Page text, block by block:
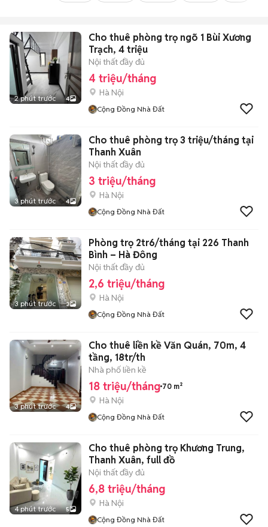
2 phút trước 4
Cho thuê phòng trọ ngõ 1 Bùi Xương
Trạch, 4 triệu
Nội thất đầy đủ
4 triệu/tháng
Hà Nội
Cộng Đồng Nhà Đất
3 phút trước 4
Cho thuê phòng trọ 3 triệu/tháng tại
Thanh Xuân
Nội thất đầy đủ
3 triệu/tháng
Hà Nội
Cộng Đồng Nhà Đất
3 phút trước 3
Phòng trọ 2tr6/tháng tại 226 Thanh
Bình – Hà Đông
Nội thất đầy đủ
2,6 triệu/tháng
Hà Nội
Cộng Đồng Nhà Đất
3 phút trước 4
Cho thuê liền kề Văn Quán, 70m, 4
tầng, 18tr/th
Nhà phố liền kề
18 triệu/tháng 70 m²
Hà Nội
Cộng Đồng Nhà Đất
4 phút trước 5
Cho thuê phòng trọ Khương Trung,
Thanh Xuân, full đồ
Nội thất đầy đủ
6,8 triệu/tháng
Hà Nội
Cộng Đồng Nhà Đất